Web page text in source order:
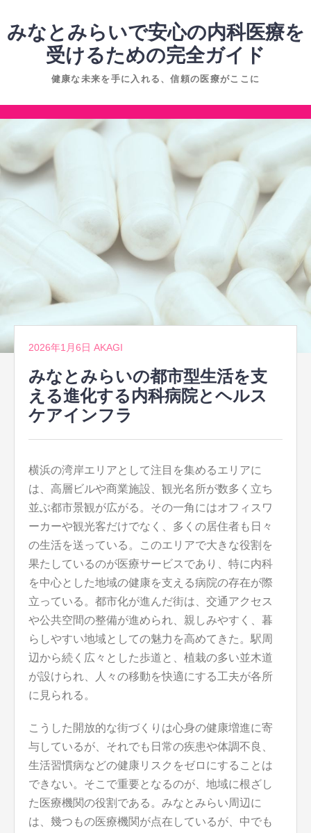
へ
ス
プ
みなとみらいで安心の内科医療を
受けるための完全ガイド
健康な未来を手に入れる、信頼の医療がここに
コ
ン
ン
2026年1月6日 AKAGI
みなとみらいの都市型生活を支
える進化する内科病院とヘルス
ケアインフラ
横浜の湾岸エリアとして注目を集めるエリアに
は、高層ビルや商業施設、観光名所が数多く立ち
並ぶ都市景観が広がる。 その一角にはオフィスワ
ーカーや観光客だけでなく、多くの居住者も日々
の生活を送っている。このエリアで大きな役割を
果たしているのが医療サービスであり、特に内科
を中心とした地域の健康を支える病院の存在が際
立っている。都市化が進んだ街は、交通アクセス
や公共空間の整備が進められ、親しみやすく、暮
らしやすい地域としての魅力を高めてきた。駅周
辺から続く広々とした歩道と、植栽の多い並木道
が設けられ、人々の移動を快適にする工夫が各所
に見られる。
こうした開放的な街づくりは心身の健康増進に寄
与しているが、それでも日常の疾患や体調不良、
生活習慣病などの健康リスクをゼロにすることは
できない。そこで重要となるのが、地域に根ざし
た医療機関の役割である。みなとみらい周辺に
は、幾つもの医療機関が点在しているが、中でも